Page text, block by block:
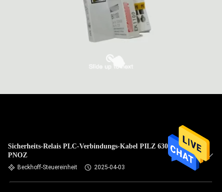
Sicherheits-Relais PLC-Verbindungs-Kabel PILZ 630722
PNOZ
Beckhoff-Steuereinheit 2025-04-03